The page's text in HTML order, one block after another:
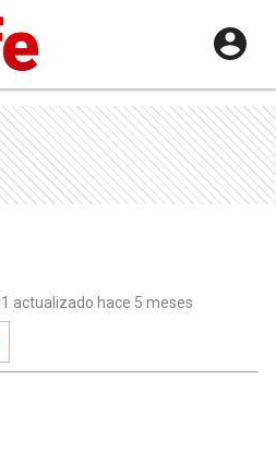
actualizado hace 5 meses